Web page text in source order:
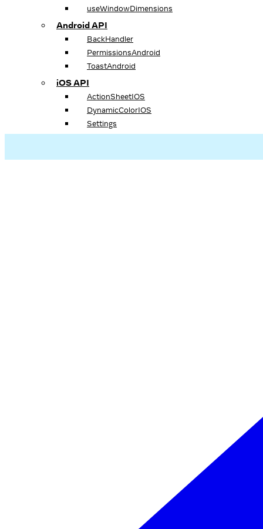
useWindowDimensions
Android API
BackHandler
PermissionsAndroid
ToastAndroid
iOS API
ActionSheetIOS
DynamicColorIOS
Settings